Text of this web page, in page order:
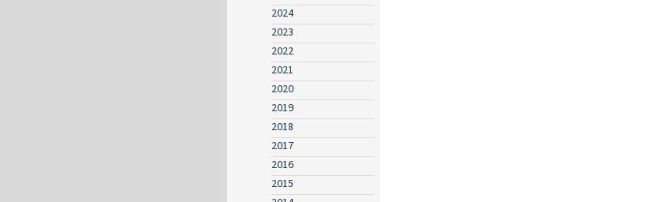
2024
2023
2022
2021
2020
2019
2018
2017
2016
2015